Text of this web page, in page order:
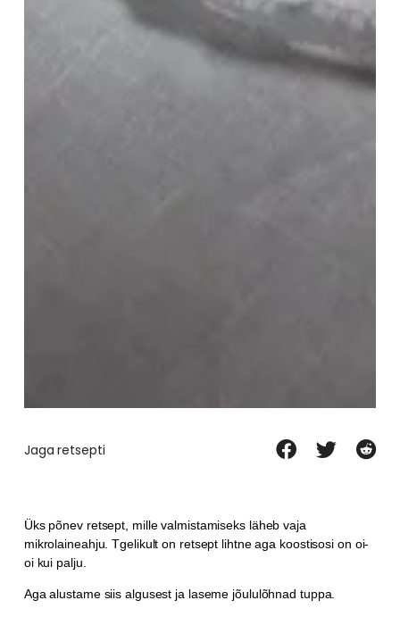
Jaga retsepti
Üks põnev retsept, mille valmistamiseks läheb vaja
mikrolaineahju. Tgelikult on retsept lihtne aga koostisosi on oi-
oi kui palju.
Aga alustame siis algusest ja laseme jõululõhnad tuppa.